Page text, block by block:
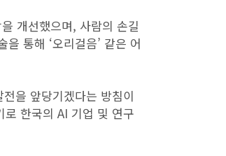
개선했으며, 사람의 손길
통해 ‘오리걸음’ 같은 어
을 앞당기겠다는 방침이
한국의 AI 기업 및 연구